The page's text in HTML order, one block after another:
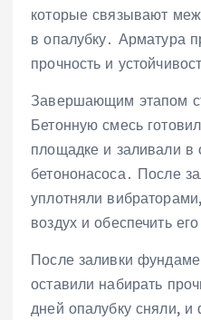
которые связывают
в опалубку․ Арматура
прочность и
Завершающим этапом
Бетонную смесь
площадке и заливали
бетононасоса․ После
уплотняли
воздух и обеспечить
После заливки
оставили набирать
дней опалубку сняли,